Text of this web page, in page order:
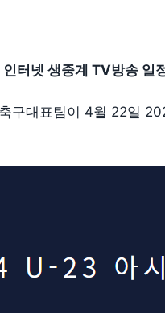
터넷 생중계 TV방송 일
구대표팀이 4월 22일